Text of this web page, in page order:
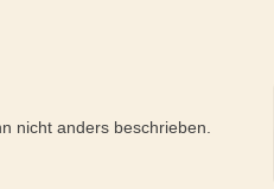
nicht anders beschrieben.